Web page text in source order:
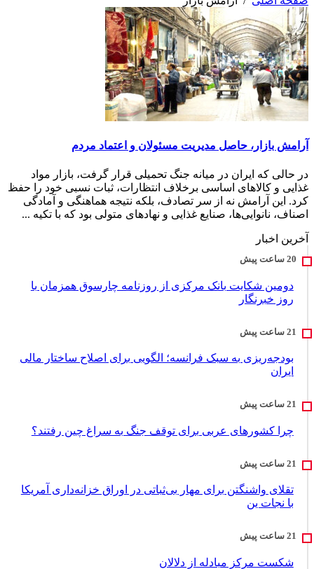
آرامش بازار، حاصل مدیریت مسئولان و اعتماد مردم
در حالی که ایران در میانه جنگ تحمیلی قرار گرفت، بازار مواد
غذایی و کالاهای اساسی برخلاف انتظارات، ثبات نسبی خود را حفظ
کرد. این آرامش نه از سر تصادف، بلکه نتیجه هماهنگی و آمادگی
اصناف، نانوایی‌ها، صنایع غذایی و نهادهای متولی بود که با تکیه ...
آخرین اخبار
دومین شکایت بانک مرکزی از روزنامه چارسوق همزمان با
روز خبرنگار
بودجه‌ریزی به سبک فرانسه؛ الگویی برای اصلاح ساختار مالی
ایران
چرا کشورهای عربی برای توقف جنگ به سراغ چین رفتند؟
تقلای واشنگتن برای مهار بی‌ثباتی در اوراق خزانه‌داری آمریکا
با نجات ین
شکست مرکز مبادله از دلالان